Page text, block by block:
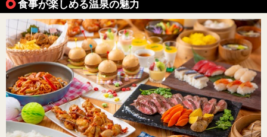
食事が楽しめる温泉の魅力